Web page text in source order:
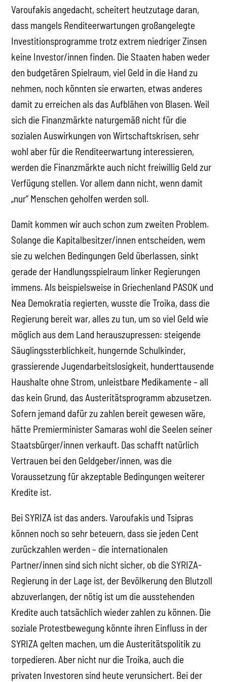
Varoufakis angedacht, scheitert heutzutage daran,
dass mangels Renditeerwartungen großangelegte
Investitionsprogramme trotz extrem niedriger Zinsen
keine Investor/innen finden. Die Staaten haben weder
den budgetären Spielraum, viel Geld in die Hand zu
nehmen, noch könnten sie erwarten, etwas anderes
damit zu erreichen als das Aufblähen von Blasen. Weil
sich die Finanzmärkte naturgemäß nicht für die
sozialen Auswirkungen von Wirtschaftskrisen, sehr
wohl aber für die Renditeerwartung interessieren,
werden die Finanzmärkte auch nicht freiwillig Geld zur
Verfügung stellen. Vor allem dann nicht, wenn damit
„nur“ Menschen geholfen werden soll.
Damit kommen wir auch schon zum zweiten Problem.
Solange die Kapitalbesitzer/innen entscheiden, wem
sie zu welchen Bedingungen Geld überlassen, sinkt
gerade der Handlungsspielraum linker Regierungen
immens. Als beispielsweise in Griechenland PASOK und
Nea Demokratia regierten, wusste die Troika, dass die
Regierung bereit war, alles zu tun, um so viel Geld wie
möglich aus dem Land herauszupressen: steigende
Säuglingssterblichkeit, hungernde Schulkinder,
grassierende Jugendarbeitslosigkeit, hunderttausende
Haushalte ohne Strom, unleistbare Medikamente – all
das kein Grund, das Austeritätsprogramm abzusetzen.
Sofern jemand dafür zu zahlen bereit gewesen wäre,
hätte Premierminister Samaras wohl die Seelen seiner
Staatsbürger/innen verkauft. Das schafft natürlich
Vertrauen bei den Geldgeber/innen, was die
Voraussetzung für akzeptable Bedingungen weiterer
Kredite ist.
Bei SYRIZA ist das anders. Varoufakis und Tsipras
können noch so sehr beteuern, dass sie jeden Cent
zurückzahlen werden – die internationalen
Partner/innen sind sich nicht sicher, ob die SYRIZA-
Regierung in der Lage ist, der Bevölkerung den Blutzoll
abzuverlangen, der nötig ist um die ausstehenden
Kredite auch tatsächlich wieder zahlen zu können. Die
soziale Protestbewegung könnte ihren Einfluss in der
SYRIZA gelten machen, um die Austeritätspolitik zu
torpedieren. Aber nicht nur die Troika, auch die
privaten Investoren sind heute verunsichert. Bei der